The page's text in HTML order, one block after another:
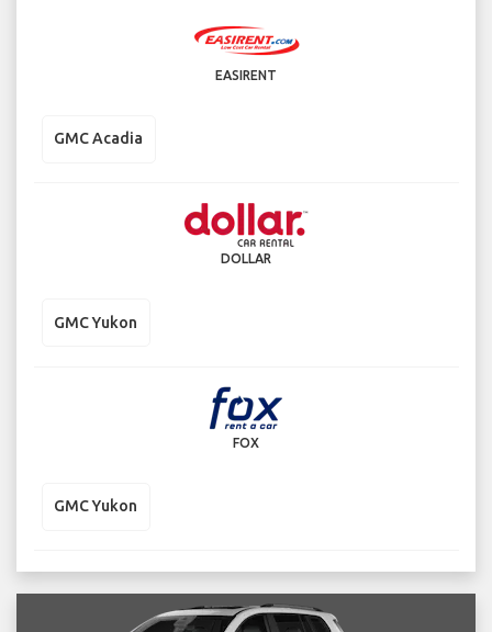
EASIRENT
GMC Acadia
DOLLAR
GMC Yukon
FOX
GMC Yukon